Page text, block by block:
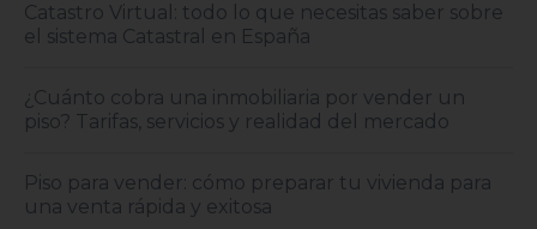
Catastro Virtual: todo lo que necesitas saber sobre
el sistema Catastral en España
¿Cuánto cobra una inmobiliaria por vender un
piso? Tarifas, servicios y realidad del mercado
Piso para vender: cómo preparar tu vivienda para
una venta rápida y exitosa